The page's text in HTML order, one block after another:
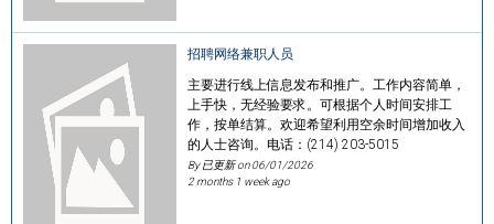
招聘网络兼职人员
主要进行线上信息发布和推广。工作内容简单，
上手快，无经验要求。可根据个人时间安排工
作，按单结算。欢迎希望利用空余时间增加收入
的人士咨询。电话：(214) 203-5015
By 已更新 on06/01/2026
2 months 1 week ago